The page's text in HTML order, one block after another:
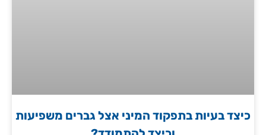
כיצד בעיות בתפקוד המיני אצל גברים משפיעות